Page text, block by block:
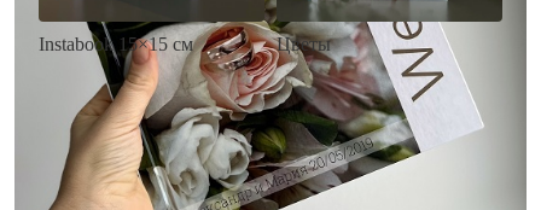
Instabook 15×15 см
• Декор на выбор
• Выбор цвета фона
• Загрузка фото и текста
Заказать
Цветы
• Декор цветы
• Выбор цвета фона
• Загрузка фото и текста
Заказать